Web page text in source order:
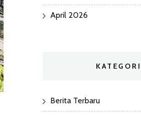
April 2026
KATEGORI
Berita Terbaru